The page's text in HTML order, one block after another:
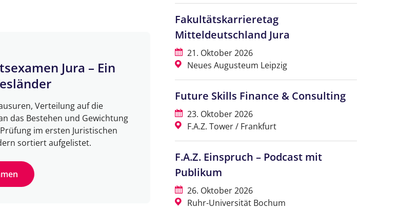
Jura – Ein
Verteilung auf die
das Bestehen und Gewichtung
im ersten Juristischen
sortiert aufgelistet.
Fakultätskarrieretag
Mitteldeutschland Jura
21. Oktober 2026
Neues Augusteum Leipzig
Future Skills Finance & Consulting
23. Oktober 2026
F.A.Z. Tower / Frankfurt
F.A.Z. Einspruch – Podcast mit
Publikum
26. Oktober 2026
Ruhr-Universität Bochum